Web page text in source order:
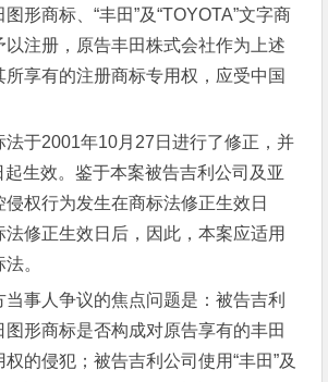
商标、“丰田”及“TOYOTA”文字商
以注册，原告丰田株式会社作为上述
享有的注册商标专用权，应受中国
于2001年10月27日进行了修正，并
生效。鉴于本案被告吉利公司及亚
侵权行为发生在商标法修正生效日
修正生效日后，因此，本案应适用
。
人争议的焦点问题是：被告吉利
形商标是否构成对原告享有的丰田
的侵犯；被告吉利公司使用“丰田”及